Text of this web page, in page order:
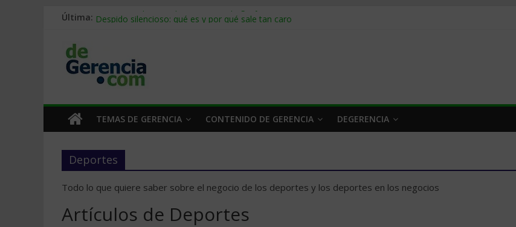
Última: Stablecoins para empresas: cómo pagar y cobrar en 2026
Trabajo forzoso en la cadena de suministro: qué hacer
Mercado hispano de EE. UU.: cómo segmentarlo y venderle
TEMAS DE GERENCIA CONTENIDO DE GERENCIA DEGERENCIA
Deportes
Todo lo que quiere saber sobre el negocio de los deportes y los deportes en los negocios
Artículos de Deportes